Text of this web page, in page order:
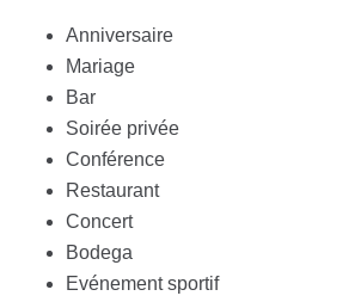
Anniversaire
Mariage
Bar
Soirée privée
Conférence
Restaurant
Concert
Bodega
Evénement sportif